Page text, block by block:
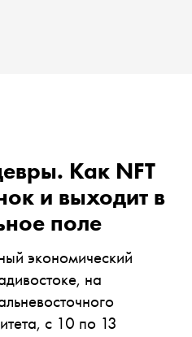
Как NFT
и выходит в
поле
экономический
на
с 10 по 13